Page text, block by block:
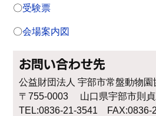
〇受験票
〇会場案内図
お問い合わせ先
公益財団法人 宇部市常盤動物園
〒755-0003 山口県宇部市則貞
TEL:0836-21-3541 FAX:0836-